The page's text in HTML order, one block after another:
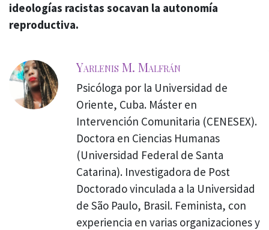
ideologías racistas socavan la autonomía
reproductiva.
Yarlenis M. Malfrán
Psicóloga por la Universidad de
Oriente, Cuba. Máster en
Intervención Comunitaria (CENESEX).
Doctora en Ciencias Humanas
(Universidad Federal de Santa
Catarina). Investigadora de Post
Doctorado vinculada a la Universidad
de São Paulo, Brasil. Feminista, con
experiencia en varias organizaciones y